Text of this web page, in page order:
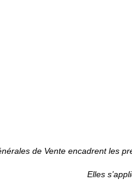
de Vente encadrent les
Elles